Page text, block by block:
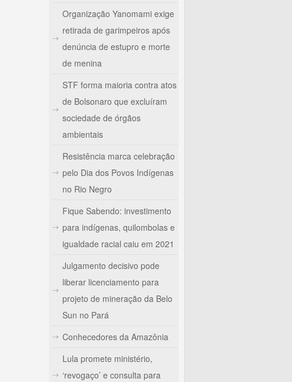
Organização Yanomami exige
retirada de garimpeiros após
denúncia de estupro e morte
de menina
STF forma maioria contra atos
de Bolsonaro que excluíram
sociedade de órgãos
ambientais
Resistência marca celebração
pelo Dia dos Povos Indígenas
no Rio Negro
Fique Sabendo: investimento
para indígenas, quilombolas e
igualdade racial caiu em 2021
Julgamento decisivo pode
liberar licenciamento para
projeto de mineração da Belo
Sun no Pará
Conhecedores da Amazônia
Lula promete ministério,
‘revogaço’ e consulta para